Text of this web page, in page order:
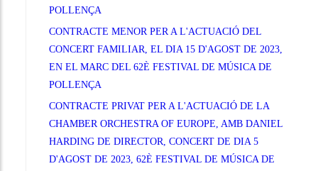
POLLENÇA
CONTRACTE MENOR PER A L'ACTUACIÓ DEL
CONCERT FAMILIAR, EL DIA 15 D'AGOST DE 2023,
EN EL MARC DEL 62È FESTIVAL DE MÚSICA DE
POLLENÇA
CONTRACTE PRIVAT PER A L'ACTUACIÓ DE LA
CHAMBER ORCHESTRA OF EUROPE, AMB DANIEL
HARDING DE DIRECTOR, CONCERT DE DIA 5
D'AGOST DE 2023, 62È FESTIVAL DE MÚSICA DE